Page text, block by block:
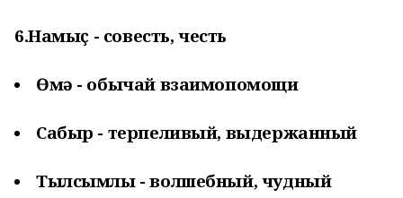
6.Намыҫ - совесть, честь
Өмә - обычай взаимопомощи
Сабыр - терпеливый, выдержанный
Тылсымлы - волшебный, чудный